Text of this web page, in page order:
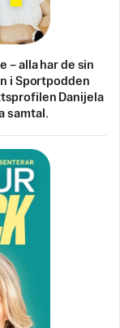
– alla har de sin
i Sportpodden
Danijela
samtal.